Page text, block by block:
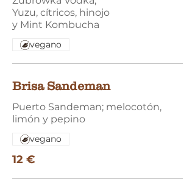
Yuzu, cítricos, hinojo
y Mint Kombucha
vegano
Brisa Sandeman
Puerto Sandeman; melocotón,
limón y pepino
12 €
vegano